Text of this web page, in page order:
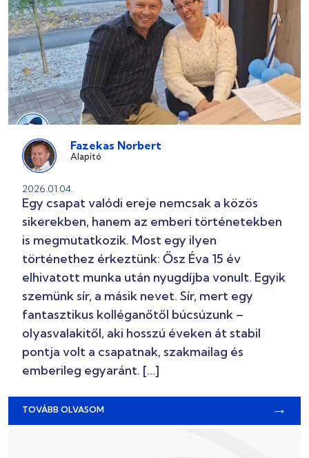
Fazekas Norbert
Alapító
2026.01.04.
Egy csapat valódi ereje nemcsak a közös
sikerekben, hanem az emberi történetekben
is megmutatkozik. Most egy ilyen
történethez érkeztünk: Ősz Éva 15 év
elhivatott munka után nyugdíjba vonult. Egyik
szemünk sír, a másik nevet. Sír, mert egy
fantasztikus kolléganőtől búcsúzunk –
olyasvalakitől, aki hosszú éveken át stabil
pontja volt a csapatnak, szakmailag és
emberileg egyaránt. […]
TOVÁBB OLVASOM →